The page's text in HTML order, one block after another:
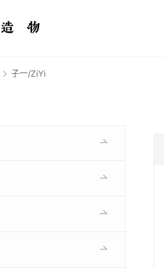
子一/ZiYi